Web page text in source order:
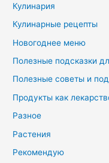
Кулинария
Кулинарные рецепты
Новогоднее меню
Полезные подсказки
Полезные советы и
Продукты как
Разное
Растения
Рекомендую